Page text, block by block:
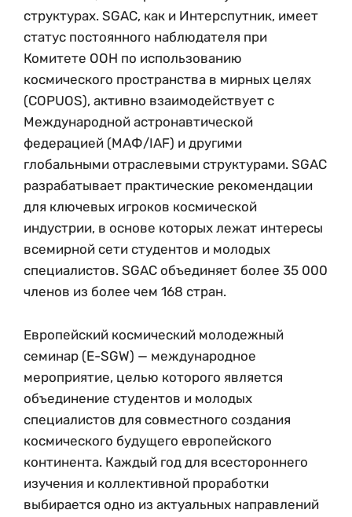
структурах. SGAC, как и Интерспутник, имеет
статус постоянного наблюдателя при
Комитете ООН по использованию
космического пространства в мирных целях
(COPUOS), активно взаимодействует с
Международной астронавтической
федерацией (МАФ/IAF) и другими
глобальными отраслевыми структурами. SGAC
разрабатывает практические рекомендации
для ключевых игроков космической
индустрии, в основе которых лежат интересы
всемирной сети студентов и молодых
специалистов. SGAC объединяет более 35 000
членов из более чем 168 стран.
Европейский космический молодежный
семинар (E-SGW) — международное
мероприятие, целью которого является
объединение студентов и молодых
специалистов для совместного создания
космического будущего европейского
континента. Каждый год для всестороннего
изучения и коллективной проработки
выбирается одно из актуальных направлений